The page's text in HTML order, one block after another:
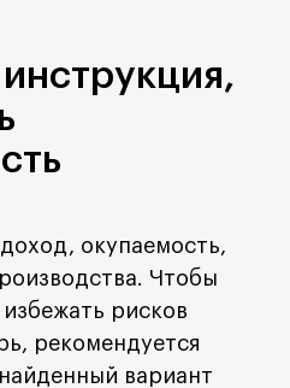
окупаемость,
Чтобы
рисков
рекомендуется
вариант